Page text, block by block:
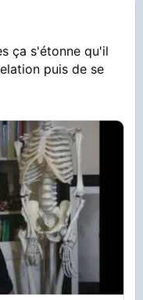
ça s'étonne qu'il
puis de se